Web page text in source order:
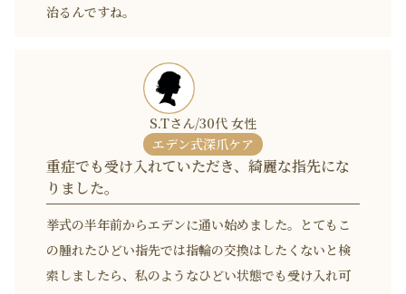
治るんですね。
S.Tさん/30代 女性
エデン式深爪ケア
重症でも受け入れていただき、綺麗な指先にな
りました。
挙式の半年前からエデンに通い始めました。とてもこ
の腫れたひどい指先では指輪の交換はしたくないと検
索しましたら、私のようなひどい状態でも受け入れ可